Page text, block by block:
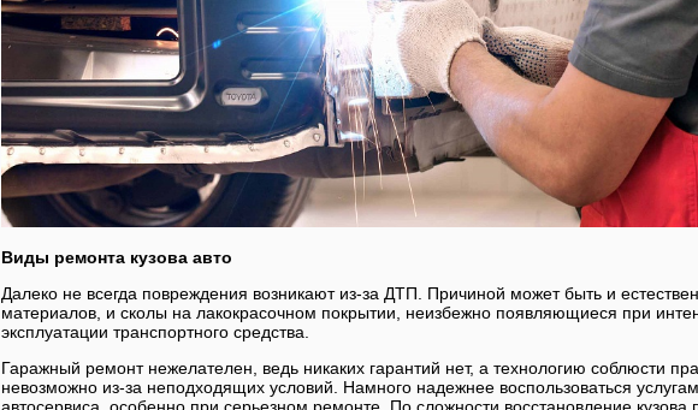
Виды ремонта кузова авто
Далеко не всегда повреждения возникают из-за ДТП. Причиной может быть и
материалов, и сколы на лакокрасочном покрытии, неизбежно появляющиеся при
эксплуатации транспортного средства.
Гаражный ремонт нежелателен, ведь никаких гарантий нет, а технологию соблюсти
невозможно из-за неподходящих условий. Намного надежнее воспользоваться